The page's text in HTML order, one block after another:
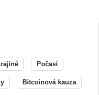
Počasí
Bitcoinová kauza